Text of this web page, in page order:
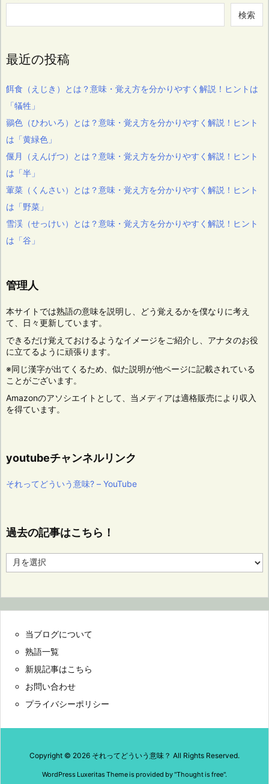
検索
最近の投稿
餌食（えじき）とは？意味・覚え方を分かりやすく解説！ヒントは
「犠牲」
鶸色（ひわいろ）とは？意味・覚え方を分かりやすく解説！ヒント
は「黄緑色」
偃月（えんげつ）とは？意味・覚え方を分かりやすく解説！ヒント
は「半」
葷菜（くんさい）とは？意味・覚え方を分かりやすく解説！ヒント
は「野菜」
雪渓（せっけい）とは？意味・覚え方を分かりやすく解説！ヒント
は「谷」
管理人
本サイトでは熟語の意味を説明し、どう覚えるかを僕なりに考え
て、日々更新しています。
できるだけ覚えておけるようなイメージをご紹介し、アナタのお役
に立てるように頑張ります。
※同じ漢字が出てくるため、似た説明が他ページに記載されている
ことがございます。
Amazonのアソシエイトとして、当メディアは適格販売により収入
を得ています。
youtubeチャンネルリンク
それってどういう意味? – YouTube
過去の記事はこちら！
去
ら！
当ブログについて
熟語一覧
新規記事はこちら
お問い合わせ
プライバシーポリシー
Copyright © 2026 それってどういう意味？ All Rights Reserved.
WordPress Luxeritas Theme is provided by "Thought is free".